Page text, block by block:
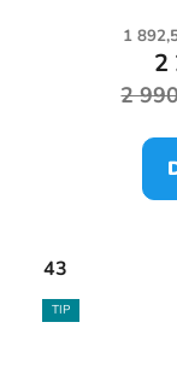
1
2
2
43
TIP